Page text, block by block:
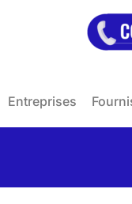
Entreprises